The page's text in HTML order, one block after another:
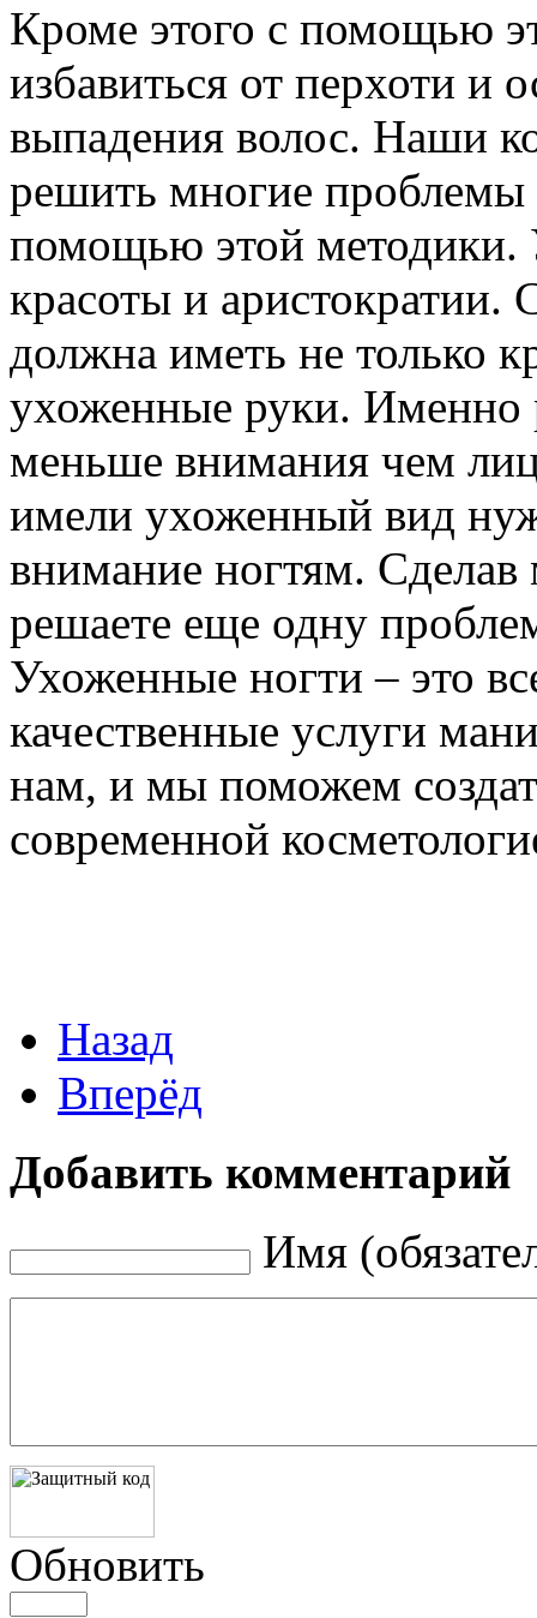
Кроме этого с помощью
избавиться от перхоти и
выпадения волос. Наши
решить многие проблемы
помощью этой методики.
красоты и
должна иметь не только
ухоженные руки. Именно
меньше внимания чем
имели ухоженный вид
внимание ногтям.
решаете еще одну
Ухоженные ногти – это
качественные услуги
нам, и мы поможем
современной
Назад
Вперёд
Добавить комментарий
Имя
Обновить